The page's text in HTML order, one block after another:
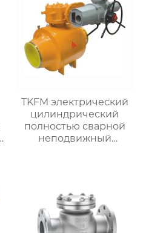
TKFM электрический
цилиндрический
полностью сварной
неподвижный